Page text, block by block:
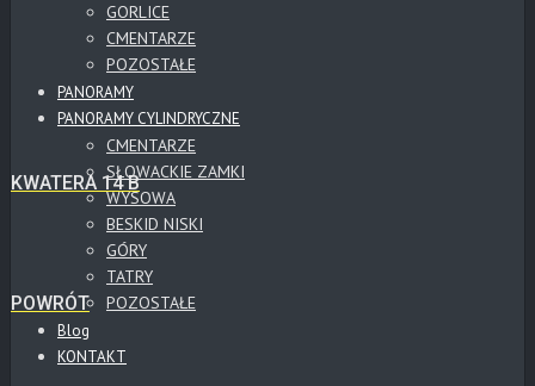
GORLICE
CMENTARZE
POZOSTAŁE
PANORAMY
PANORAMY CYLINDRYCZNE
CMENTARZE
SŁOWACKIE ZAMKI
WYSOWA
BESKID NISKI
GÓRY
TATRY
POZOSTAŁE
Blog
KONTAKT
KWATERA 14 B
POWRÓT